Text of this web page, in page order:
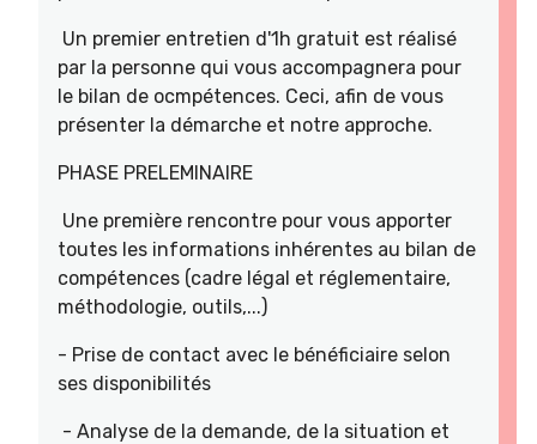
Un premier entretien d'1h gratuit est réalisé
par la personne qui vous accompagnera pour
le bilan de ocmpétences. Ceci, afin de vous
présenter la démarche et notre approche.
PHASE PRELEMINAIRE
Une première rencontre pour vous apporter
toutes les informations inhérentes au bilan de
compétences (cadre légal et réglementaire,
méthodologie, outils,...)
- Prise de contact avec le bénéficiaire selon
ses disponibilités
- Analyse de la demande, de la situation et